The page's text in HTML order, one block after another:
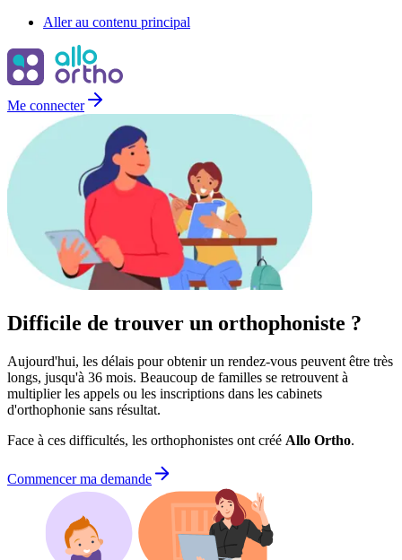
Aller au contenu principal
Me connecter
Difficile de trouver un orthophoniste ?
Aujourd'hui, les délais pour obtenir un rendez-vous peuvent être très
longs, jusqu'à 36 mois. Beaucoup de familles se retrouvent à
multiplier les appels ou les inscriptions dans les cabinets
d'orthophonie sans résultat.
Face à ces difficultés, les orthophonistes ont créé Allo Ortho.
Commencer ma demande